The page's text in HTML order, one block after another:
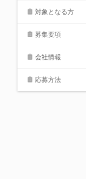
対象となる方
募集要項
会社情報
応募方法